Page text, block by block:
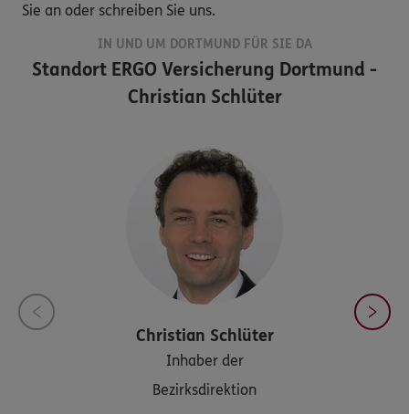
Sie an oder schreiben Sie uns.
IN UND UM DORTMUND FÜR SIE DA
Standort ERGO Versicherung Dortmund -
Christian Schlüter
Christian Schlüter
Inhaber der
Bezirksdirektion